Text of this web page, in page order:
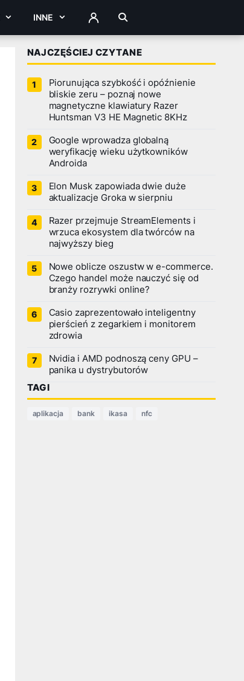
INNE ZALOGUJ
NAJCZĘŚCIEJ CZYTANE
Piorunująca szybkość i opóźnienie
bliskie zeru – poznaj nowe
magnetyczne klawiatury Razer
Huntsman V3 HE Magnetic 8KHz
Google wprowadza globalną
weryfikację wieku użytkowników
Androida
Elon Musk zapowiada dwie duże
aktualizacje Groka w sierpniu
Razer przejmuje StreamElements i
wrzuca ekosystem dla twórców na
najwyższy bieg
Nowe oblicze oszustw w e-commerce.
Czego handel może nauczyć się od
branży rozrywki online?
Casio zaprezentowało inteligentny
pierścień z zegarkiem i monitorem
zdrowia
Nvidia i AMD podnoszą ceny GPU –
panika u dystrybutorów
TAGI
aplikacja bank ikasa nfc